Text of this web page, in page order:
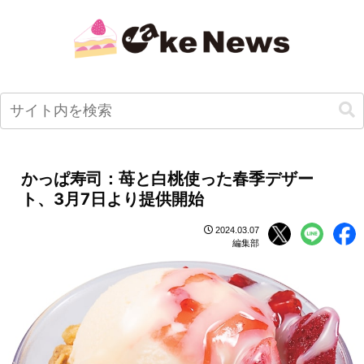
かっぱ寿司：苺と白桃使った春季デザー
ト、3月7日より提供開始
2024.03.07
編集部